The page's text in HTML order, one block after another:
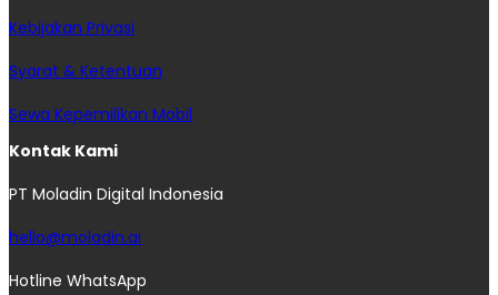
Kebijakan Privasi
Syarat & Ketentuan
Sewa Kepemilikan Mobil
Kontak Kami
PT Moladin Digital Indonesia
hello@moladin.ai
Hotline WhatsApp